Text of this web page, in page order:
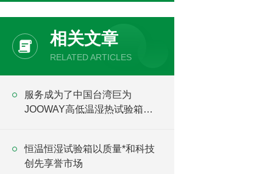
相关文章
RELATED ARTICLES
服务成为了中国台湾巨为
JOOWAY高低温湿热试验箱的
恒温恒湿试验箱以质量*和科技
创先享誉市场